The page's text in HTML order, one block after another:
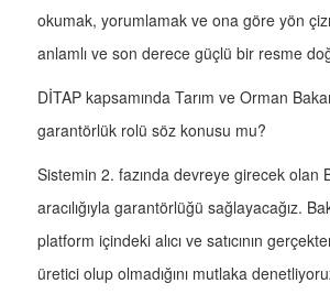
okumak, yorumlamak ve ona göre yön
anlamlı ve son derece güçlü bir resme
DİTAP kapsamında Tarım ve Orman
garantörlük rolü söz konusu mu?
Sistemin 2. fazında devreye girecek olan
aracılığıyla garantörlüğü sağlayacağız.
platform içindeki alıcı ve satıcının
üretici olup olmadığını mutlaka